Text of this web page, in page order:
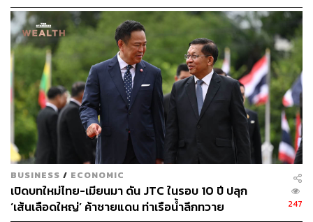
ประเด็นที่ 3: วัย First Jobber ส่วนใหญ่เริ่มต้นจากการ
เป็นหนี้มอเตอร์ไซค์และหนี้ส่วนบุคคล
BUSINESS / ECONOMIC
เปิดบทใหม่ไทย-เมียนมา ดัน JTC ในรอบ 10 ปี ปลุก
‘เส้นเลือดใหญ่’ ค้าชายแดน ท่าเรือน้ำลึกทวาย
247